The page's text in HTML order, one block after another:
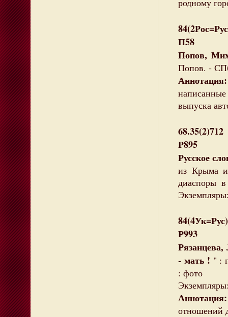
родному
П58
Попов,
Попов. -
Аннотация:
выпуска
68.35(2)712
Р895
Русское
из Крыма и
диаспоры
Р993
- мать ! " :
: фото
Аннотация:
отношений